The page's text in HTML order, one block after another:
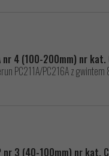
nr 4 (100-200mm) nr kat.
PC211A/PC216A z
nr 3 (40-100mm) nr kat.